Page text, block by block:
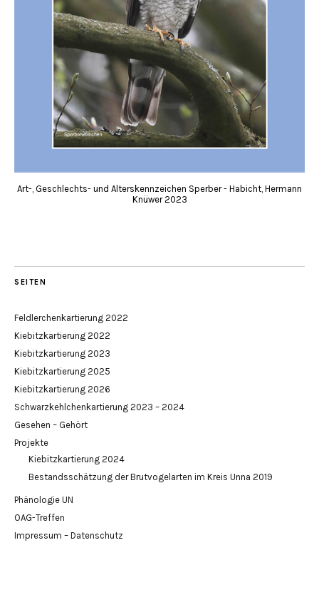
Art-, Geschlechts- und Alterskennzeichen Sperber - Habicht, Hermann
Knüwer 2023
SEITEN
Feldlerchenkartierung 2022
Kiebitzkartierung 2022
Kiebitzkartierung 2023
Kiebitzkartierung 2025
Kiebitzkartierung 2026
Schwarzkehlchenkartierung 2023 – 2024
Gesehen – Gehört
Projekte
Kiebitzkartierung 2024
Bestandsschätzung der Brutvogelarten im Kreis Unna 2019
Phänologie UN
OAG-Treffen
Impressum – Datenschutz